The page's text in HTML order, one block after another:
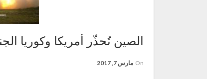
الصين تُحذّر أمريكا وكوريا
On مارس 7, 2017